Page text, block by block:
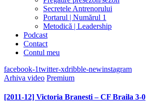
Secretele Antrenorului
Portarul | Numărul 1
Metodică | Leadership
Podcast
Contact
Contul meu
facebook-1twitter-xdribble-newinstagram
Arhiva video Premium
[2011-12] Victoria Branesti – CF Braila 3-0